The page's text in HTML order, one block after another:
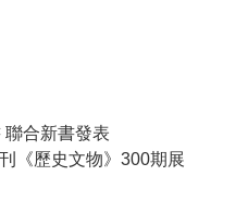
聯合新書發表
《歷史文物》300期展